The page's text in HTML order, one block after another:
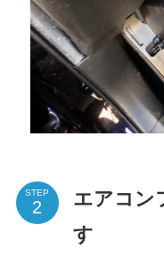
STEP
エアコン
す